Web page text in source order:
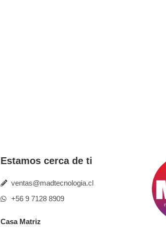
Estamos cerca de ti
ventas@madtecnologia.cl
+56 9 7128 8909
Casa Matriz